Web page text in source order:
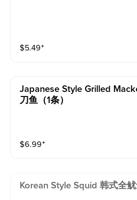
$5.49⁺
Japanese Style Grilled
刀鱼（1条）
$6.99⁺
Korean Style Squid 韩式全鱿